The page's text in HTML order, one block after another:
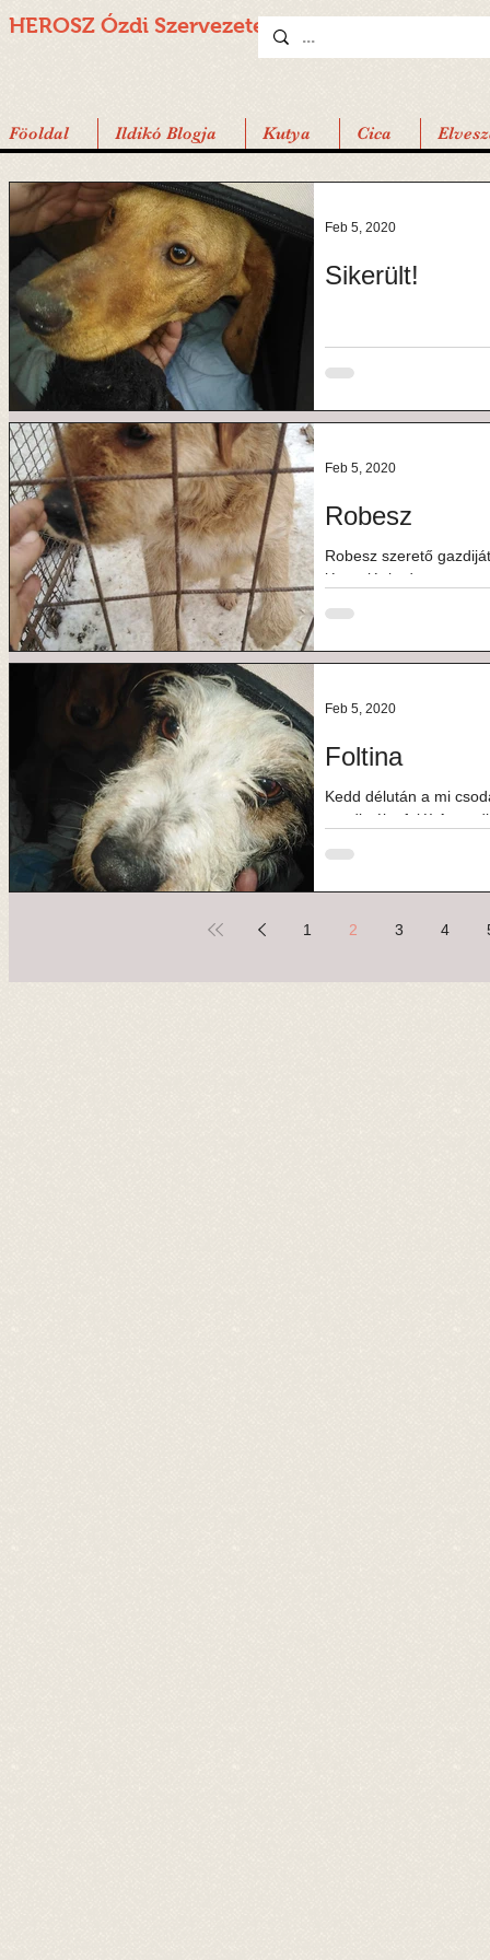
HEROSZ Ózdi Szervezete
Föoldal Ildikó Blogja Kutya Cica
Sikerült!
Feb 5, 2020
Robesz
Robesz szerető
jóravaló, kedves,
Feb 5, 2020
Foltina
Kedd délután a mi
gazdis élet felé! A
Feb 5, 2020
1 2 3 4